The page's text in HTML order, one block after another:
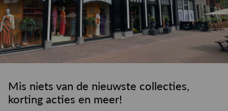
Mis niets van de nieuwste collecties,
korting acties en meer!